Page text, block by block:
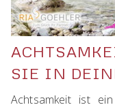
SIE IN
Achtsamkeit ist